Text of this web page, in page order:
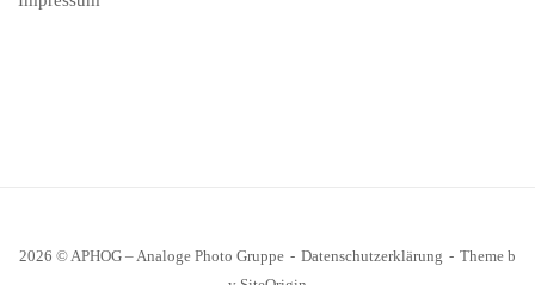
2026 © APHOG – Analoge Photo Gruppe Datenschutzerklärung
Theme b